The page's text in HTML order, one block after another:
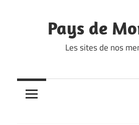
Pays de
Les sites de nos